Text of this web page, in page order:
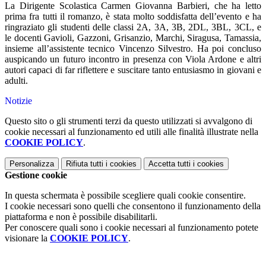
La Dirigente Scolastica Carmen Giovanna Barbieri, che ha letto
prima fra tutti il romanzo, è stata molto soddisfatta dell’evento e ha
ringraziato gli studenti delle classi 2A, 3A, 3B, 2DL, 3BL, 3CL, e
le docenti Gavioli, Gazzoni, Grisanzio, Marchi, Siragusa, Tamassia,
insieme all’assistente tecnico Vincenzo Silvestro. Ha poi concluso
auspicando un futuro incontro in presenza con Viola Ardone e altri
autori capaci di far riflettere e suscitare tanto entusiasmo in giovani e
adulti.
Notizie
Questo sito o gli strumenti terzi da questo utilizzati si avvalgono di
cookie necessari al funzionamento ed utili alle finalità illustrate nella
COOKIE POLICY.
Personalizza Rifiuta tutti i cookies Accetta tutti i cookies
Gestione cookie
In questa schermata è possibile scegliere quali cookie consentire.
I cookie necessari sono quelli che consentono il funzionamento della
piattaforma e non è possibile disabilitarli.
Per conoscere quali sono i cookie necessari al funzionamento potete
visionare la COOKIE POLICY.